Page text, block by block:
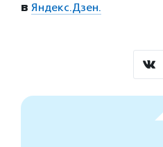
в Яндекс.Дзен.